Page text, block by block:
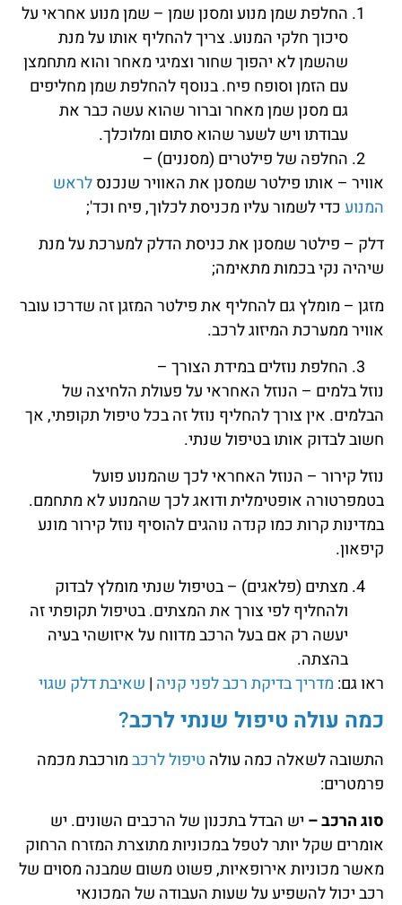
החלפת שמן מנוע ומסנן שמן – שמן מנוע אחראי על
סיכוך חלקי המנוע. צריך להחליף אותו על מנת
שהשמן לא יהפוך שחור וצמיגי מאחר והוא מתחמצן
עם הזמן וסופח פיח. בנוסף להחלפת שמן מחליפים
גם מסנן שמן מאחר וברור שהוא עשה כבר את
עבודתו ויש לשער שהוא סתום ומלוכלך.
החלפה של פילטרים (מסננים) –
אוויר – אותו פילטר שמסנן את האוויר שנכנסלראש
המנועכדי לשמור עליו מכניסת לכלוך, פיח וכד';
דלק – פילטר שמסנן את כניסת הדלק למערכת על מנת
שיהיה נקי בכמות מתאימה;
מזגן – מומלץ גם להחליף את פילטר המזגן זה שדרכו עובר
אוויר ממערכת המיזוג לרכב.
החלפת נוזלים במידת הצורך –
נוזל בלמים – הנוזל האחראי על פעולת הלחיצה של
הבלמים. אין צורך להחליף נוזל זה בכל טיפול תקופתי, אך
חשוב לבדוק אותו בטיפול שנתי.
נוזל קירור – הנוזל האחראי לכך שהמנוע פועל
בטמפרטורה אופטימלית ודואג לכך שהמנוע לא מתחמם.
במדינות קרות כמו קנדה נוהגים להוסיף נוזל קירור מונע
קיפאון.
מצתים (פלאגים) – בטיפול שנתי מומלץ לבדוק
ולהחליף לפי צורך את המצתים. בטיפול תקופתי זה
יעשה רק אם בעל הרכב מדווח על איזושהי בעיה
בהצתה.
ראו גם: מדריך בדיקת רכב לפני קניה | שאיבת דלק שגוי
כמה עולה טיפול שנתי לרכב?
התשובה לשאלה כמה עולה טיפול לרכבמורכבת מכמה
פרמטרים:
סוג הרכב– יש הבדל בתכנון של הרכבים השונים. יש
אומרים שקל יותר לטפל במכוניות מתוצרת המזרח הרחוק
מאשר מכוניות אירופאיות, פשוט משום שמבנה מסוים של
רכב יכול להשפיע על שעות העבודה של המכונאי